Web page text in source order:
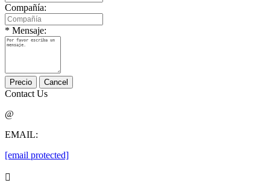
Compañía:
* Mensaje:
Precio
Contact Us
@
EMAIL:
[email protected]
